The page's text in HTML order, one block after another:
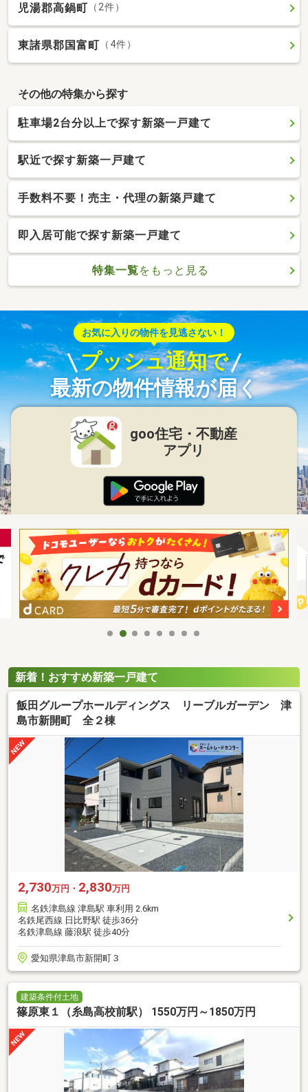
児湯郡高鍋町 （2件）
東諸県郡国富町 （4件）
その他の特集から探す
駐車場2台分以上で探す新築一戸建て
駅近で探す新築一戸建て
手数料不要！売主・代理の新築戸建て
即入居可能で探す新築一戸建て
特集一覧をもっと見る
お気に入りの物件を見逃さない！
プッシュ通知で
最新の物件情報が届く
goo住宅・不動産
アプリ
新着！おすすめ新築一戸建て
飯田グループホールディングス リーブルガーデン 津
島市新開町 全２棟
2,730万円・ 2,830万円
名鉄津島線 津島駅 車利用 2.6km
名鉄尾西線 日比野駅 徒歩36分
名鉄津島線 藤浪駅 徒歩40分
愛知県津島市新開町３
建築条件付土地
篠原東１（糸島高校前駅） 1550万円～1850万円